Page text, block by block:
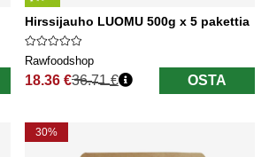
Hirssijauho LUOMU 500g x 5 pakettia
Rawfoodshop
18.36 €
Normaali hinta
36.71 € OSTA
30%